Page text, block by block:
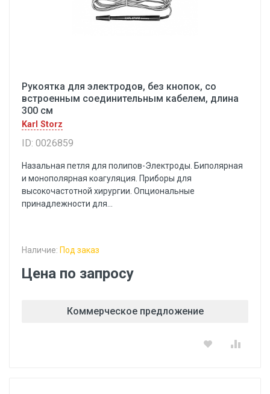
Рукоятка для электродов, без кнопок, со
встроенным соединительным кабелем, длина
300 см
Karl Storz
ID: 0026859
Назальная петля для полипов-Электроды. Биполярная
и монополярная коагуляция. Приборы для
высокочастотной хирургии. Опциональные
принадлежности для...
Наличие: Под заказ
Цена по запросу
Коммерческое предложение